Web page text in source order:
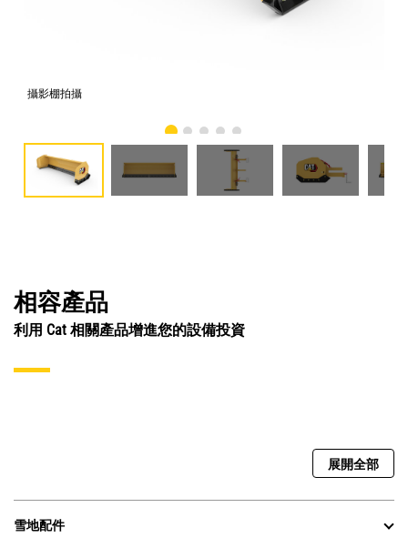
攝影棚拍攝
相容產品
利用 Cat 相關產品增進您的設備投資
展開全部
雪地配件